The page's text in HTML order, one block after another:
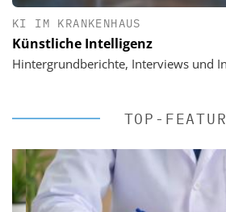
KI IM KRANKENHAUS
Künstliche Intelligenz
Hintergrundberichte, Interviews und
TOP-